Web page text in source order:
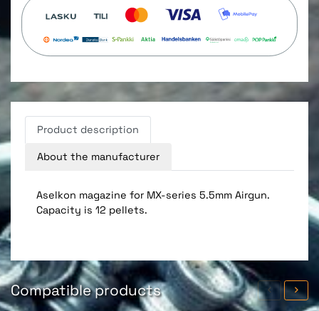
Product description
About the manufacturer
Aselkon magazine for MX-series 5.5mm Airgun.
Capacity is 12 pellets.
Compatible products